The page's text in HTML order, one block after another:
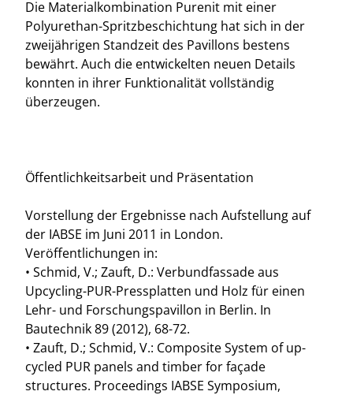
Die Materialkombination Purenit mit einer
Polyurethan-Spritzbeschichtung hat sich in der
zweijährigen Standzeit des Pavillons bestens
bewährt. Auch die entwickelten neuen Details
konnten in ihrer Funktionalität vollständig
überzeugen.
Öffentlichkeitsarbeit und Präsentation
Vorstellung der Ergebnisse nach Aufstellung auf
der IABSE im Juni 2011 in London.
Veröffentlichungen in:
• Schmid, V.; Zauft, D.: Verbundfassade aus
Upcycling-PUR-Pressplatten und Holz für einen
Lehr- und Forschungspavillon in Berlin. In
Bautechnik 89 (2012), 68-72.
• Zauft, D.; Schmid, V.: Composite System of up-
cycled PUR panels and timber for façade
structures. Proceedings IABSE Symposium,